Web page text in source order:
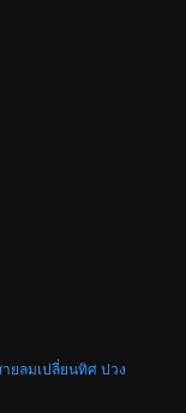
ายลมเปลี่ยนทิศ ปวง